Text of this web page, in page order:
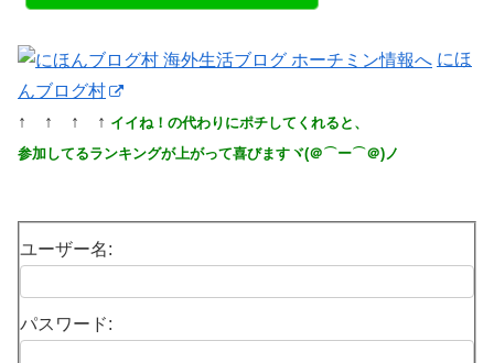
にほ
んブログ村
↑ ↑ ↑ ↑ イイね！の代わりにポチしてくれると、
参加してるランキングが上がって喜びますヾ(＠⌒ー⌒＠)ノ
ユーザー名:
パスワード: